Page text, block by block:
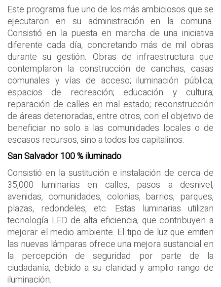
Este programa fue uno de los más ambiciosos que se
ejecutaron en su administración en la comuna.
Consistió en la puesta en marcha de una iniciativa
diferente cada día, concretando más de mil obras
durante su gestión. Obras de infraestructura que
contemplaron la construcción de canchas, casas
comunales y vías de acceso; iluminación pública;
espacios de recreación; educación y cultura;
reparación de calles en mal estado; reconstrucción
de áreas deterioradas, entre otros, con el objetivo de
beneficiar no solo a las comunidades locales o de
escasos recursos, sino a todos los capitalinos.
San Salvador 100 % iluminado
Consistió en la sustitución e instalación de cerca de
35,000 luminarias en calles, pasos a desnivel,
avenidas, comunidades, colonias, barrios, parques,
plazas, redondeles, etc. Estas luminarias utilizan
tecnología LED de alta eficiencia, que contribuyen a
mejorar el medio ambiente. El tipo de luz que emiten
las nuevas lámparas ofrece una mejora sustancial en
la percepción de seguridad por parte de la
ciudadanía, debido a su claridad y amplio rango de
iluminación.